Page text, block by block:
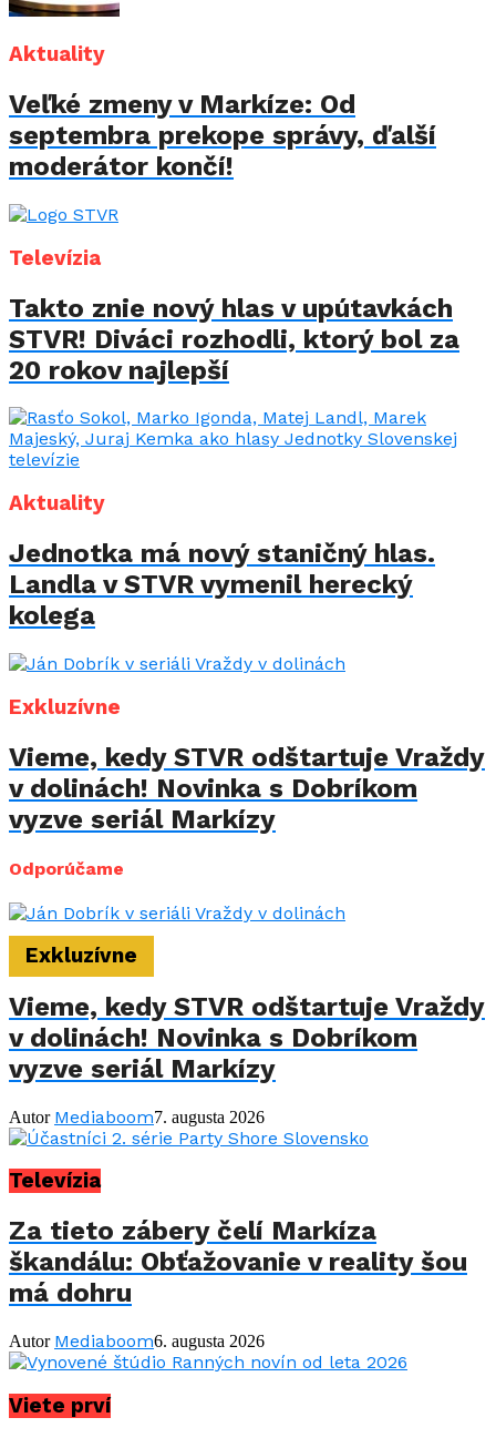
Aktuality
Veľké zmeny v Markíze: Od
septembra prekope správy, ďalší
moderátor končí!
Televízia
Takto znie nový hlas v upútavkách
STVR! Diváci rozhodli, ktorý bol za
20 rokov najlepší
Aktuality
Jednotka má nový staničný hlas.
Landla v STVR vymenil herecký
kolega
Exkluzívne
Vieme, kedy STVR odštartuje Vraždy
v dolinách! Novinka s Dobríkom
vyzve seriál Markízy
Odporúčame
Exkluzívne
Vieme, kedy STVR odštartuje Vraždy
v dolinách! Novinka s Dobríkom
vyzve seriál Markízy
Autor Mediaboom7. augusta 2026
Televízia
Za tieto zábery čelí Markíza
škandálu: Obťažovanie v reality šou
má dohru
Autor Mediaboom6. augusta 2026
Viete prví